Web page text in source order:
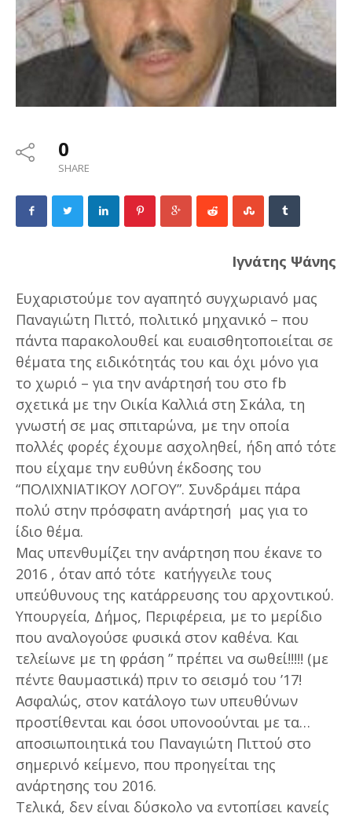
0
SHARE
Ιγνάτης Ψάνης
Ευχαριστούμε τον αγαπητό συγχωριανό μας
Παναγιώτη Πιττό, πολιτικό μηχανικό – που
πάντα παρακολουθεί και ευαισθητοποιείται σε
θέματα της ειδικότητάς του και όχι μόνο για
το χωριό – για την ανάρτησή του στο fb
σχετικά με την Οικία Καλλιά στη Σκάλα, τη
γνωστή σε μας σπιταρώνα, με την οποία
πολλές φορές έχουμε ασχοληθεί, ήδη από τότε
που είχαμε την ευθύνη έκδοσης του
“ΠΟΛΙΧΝΙΑΤΙΚΟΥ ΛΟΓΟΥ”. Συνδράμει πάρα
πολύ στην πρόσφατη ανάρτησή μας για το
ίδιο θέμα.
Μας υπενθυμίζει την ανάρτηση που έκανε το
2016 , όταν από τότε κατήγγειλε τους
υπεύθυνους της κατάρρευσης του αρχοντικού.
Υπουργεία, Δήμος, Περιφέρεια, με το μερίδιο
που αναλογούσε φυσικά στον καθένα. Και
τελείωνε με τη φράση ” πρέπει να σωθεί!!!!! (με
πέντε θαυμαστικά) πριν το σεισμό του ’17!
Ασφαλώς, στον κατάλογο των υπευθύνων
προστίθενται και όσοι υπονοούνται με τα…
αποσιωποιητικά του Παναγιώτη Πιττού στο
σημερινό κείμενο, που προηγείται της
ανάρτησης του 2016.
Τελικά, δεν είναι δύσκολο να εντοπίσει κανείς